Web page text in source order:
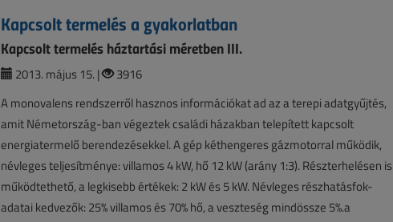
Kapcsolt termelés a gyakorlatban
Kapcsolt termelés háztartási méretben III.
2013. május 15. |
3916
A monovalens rendszerről hasznos információkat ad az a terepi adatgyűjtés,
amit Németország-ban végeztek családi házakban telepített kapcsolt
energiatermelő berendezésekkel. A gép kéthengeres gázmotorral működik,
névleges teljesítménye: villamos 4 kW, hő 12 kW (arány 1:3). Részterhelésen is
működtethető, a legkisebb értékek: 2 kW és 5 kW. Névleges részhatásfok-
adatai kedvezők: 25% villamos és 70% hő, a veszteség mindössze 5%.a